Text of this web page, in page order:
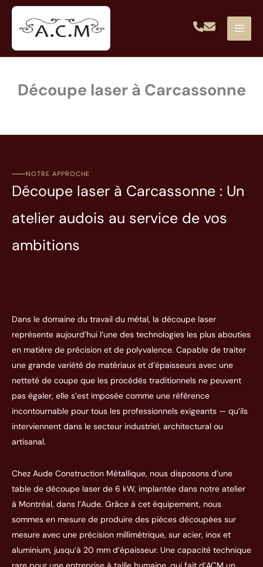
Aller
Découpe laser à Carcassonne
NOTRE APPROCHE
Découpe laser à Carcassonne : Un
atelier audois au service de vos
ambitions
Dans le domaine du travail du métal, la découpe laser
représente aujourd’hui l’une des technologies les plus abouties
en matière de précision et de polyvalence. Capable de traiter
une grande variété de matériaux et d’épaisseurs avec une
netteté de coupe que les procédés traditionnels ne peuvent
pas égaler, elle s’est imposée comme une référence
incontournable pour tous les professionnels exigeants — qu’ils
interviennent dans le secteur industriel, architectural ou
artisanal.
Chez Aude Construction Métallique, nous disposons d’une
table de découpe laser de 6 kW, implantée dans notre atelier
à Montréal, dans l’Aude. Grâce à cet équipement, nous
sommes en mesure de produire des pièces découpées sur
mesure avec une précision millimétrique, sur acier, inox et
aluminium, jusqu’à 20 mm d’épaisseur. Une capacité technique